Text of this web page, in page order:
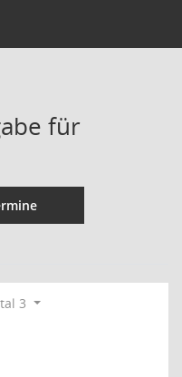
für
3